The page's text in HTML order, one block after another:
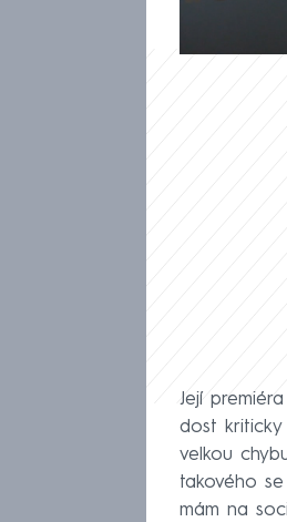
mezi
Její
dost kriticky
velkou
takového
mám na